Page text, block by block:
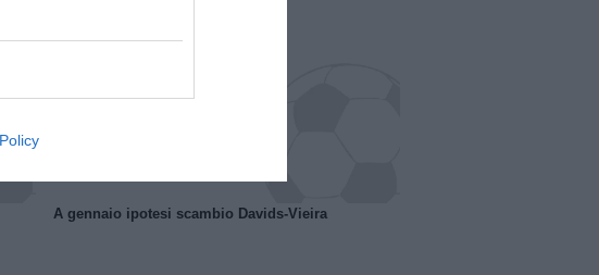
A gennaio ipotesi scambio Davids-Vieira